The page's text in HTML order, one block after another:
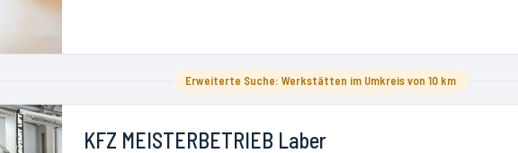
Erweiterte Suche: Werkstätten im Umkreis von 10 km
KFZ MEISTERBETRIEB Laber